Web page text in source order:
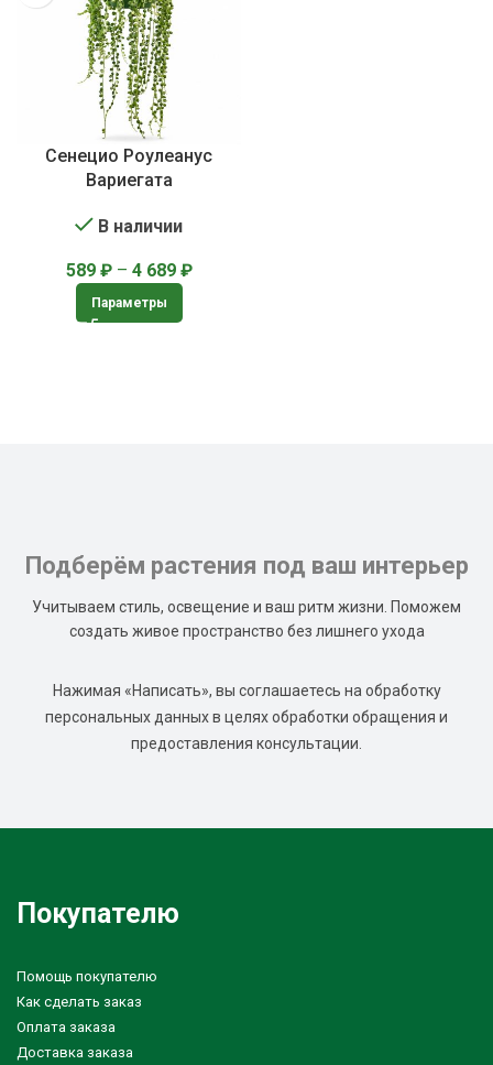
Сенецио Роулеанус
Вариегата
В наличии
589 ₽ – 4 689 ₽
Параметры
Подберём растения под ваш интерьер
Учитываем стиль, освещение и ваш ритм жизни. Поможем
создать живое пространство без лишнего ухода
Нажимая «Написать», вы соглашаетесь на обработку
персональных данных в целях обработки обращения и
предоставления консультации.
Покупателю
Помощь покупателю
Как сделать заказ
Оплата заказа
Доставка заказа